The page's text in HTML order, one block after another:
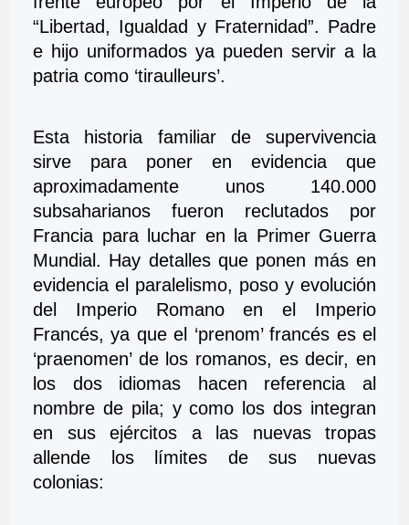
“Libertad, Igualdad y Fraternidad”. Padre
e hijo uniformados ya pueden servir a la
patria como ‘tiraulleurs’.
Esta historia familiar de supervivencia
sirve para poner en evidencia que
aproximadamente unos 140.000
subsaharianos fueron reclutados por
Francia para luchar en la Primer Guerra
Mundial. Hay detalles que ponen más en
evidencia el paralelismo, poso y evolución
del Imperio Romano en el Imperio
Francés, ya que el ‘prenom’ francés es el
‘praenomen’ de los romanos, es decir, en
los dos idiomas hacen referencia al
nombre de pila; y como los dos integran
en sus ejércitos a las nuevas tropas
allende los límites de sus nuevas
colonias: